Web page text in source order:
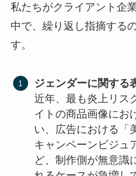
私たちがクライアント企
中で、繰り返し指摘する
す。
ジェンダーに関する
近年、最も炎上リス
イトの商品画像にお
い、広告における「
キャンペーンビジュ
ど、制作側が無意識